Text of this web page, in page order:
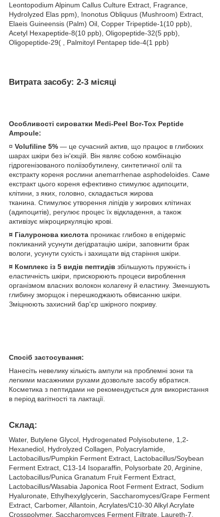
Leontopodium Alpinum Callus Culture Extract, Fragrance,
Hydrolyzed Elas ppm), Inonotus Obliquus (Mushroom) Extract,
Elaeis Guineensis (Palm) Oil, Copper Tripeptide-1(10 ppb),
Acetyl Hexapeptide-8(10 ppb), Oligopeptide-32(5 ppb),
Oligopeptide-29( , Palmitoyl Pentapep tide-4(1 ppb)
Витрата засобу: 2-3 місяці
Особливості сироватки Medi-Peel Bor-Tox Peptide
Ampoule:
¤ Volufiline 5% — це сучасний актив, що працює в глибоких
шарах шкіри без ін'єкцій. Він являє собою комбінацію
гідрогенізованого поліізобутилену, синтетичної олії та
екстракту кореня рослини anemarrhenae asphodeloides. Саме
екстракт цього кореня ефективно стимулює адипоцити,
клітини, з яких, головно, складається жирова
тканина. Стимулює утворення ліпідів у жирових клітинах
(адипоцитів), регулює процес їх відкладення, а також
активізує мікроциркуляцію крові.
¤ Гіалуронова кислота проникає глибоко в епідерміс
покликаний усунути дегідратацію шкіри, заповнити брак
вологи, усунути сухість і захищати від старіння шкіри.
¤ Комплекс із 5 видів пептидів збільшують пружність і
еластичність шкіри, прискорюють процеси вироблення
організмом власних волокон колагену й еластину. Зменшують
глибину зморщок і перешкоджають обвисанню шкіри.
Зміцнюють захисний бар'єр шкірного покриву.
Спосіб застосування:
Нанесіть невелику кількість ампули на проблемні зони та
легкими масажними рухами дозвольте засобу вбратися.
Косметика з пептидами не рекомендується для використання
в період вагітності та лактації.
Склад:
Water, Butylene Glycol, Hydrogenated Polyisobutene, 1,2-
Hexanediol, Hydrolyzed Collagen, Polyacrylamide,
Lactobacillus/Pumpkin Ferment Extract, Lactobacillus/Soybean
Ferment Extract, C13-14 Isoparaffin, Polysorbate 20, Arginine,
Lactobacillus/Punica Granatum Fruit Ferment Extract,
Lactobacillus/Wasabia Japonica Root Ferment Extract, Sodium
Hyaluronate, Ethylhexylglycerin, Saccharomyces/Grape Ferment
Extract, Carbomer, Allantoin, Acrylates/C10-30 Alkyl Acrylate
Crosspolymer, Saccharomyces Ferment Filtrate, Laureth-7,